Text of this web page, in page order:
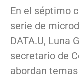
En el séptimo
serie de
DATA.U, Luna
secretario de
abordan